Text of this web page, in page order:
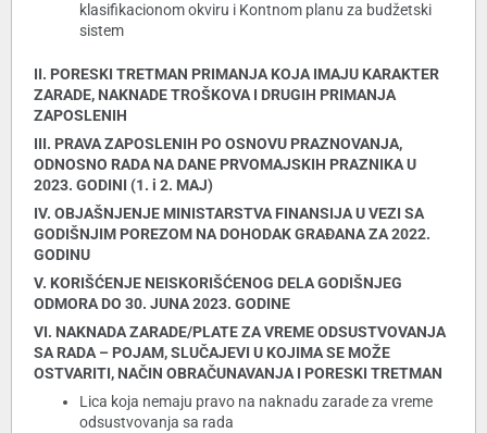
klasifikacionom okviru i Kontnom planu za budžetski
sistem
II. PORESKI TRETMAN PRIMANJA KOJA IMAJU KARAKTER
ZARADE, NAKNADE TROŠKOVA I DRUGIH PRIMANJA
ZAPOSLENIH
III. PRAVA ZAPOSLENIH PO OSNOVU PRAZNOVANJA,
ODNOSNO RADA NA DANE PRVOMAJSKIH PRAZNIKA U
2023. GODINI (1. i 2. MAJ)
IV. OBJAŠNJENJE MINISTARSTVA FINANSIJA U VEZI SA
GODIŠNJIM POREZOM NA DOHODAK GRAĐANA ZA 2022.
GODINU
V. KORIŠĆENJE NEISKORIŠĆENOG DELA GODIŠNJEG
ODMORA DO 30. JUNA 2023. GODINE
VI. NAKNADA ZARADE/PLATE ZA VREME ODSUSTVOVANJA
SA RADA – POJAM, SLUČAJEVI U KOJIMA SE MOŽE
OSTVARITI, NAČIN OBRAČUNAVANJA I PORESKI TRETMAN
Lica koja nemaju pravo na naknadu zarade za vreme
odsustvovanja sa rada